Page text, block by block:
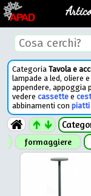
Categoria Tavola e
lampade a led, oliere
appendere, appoggia
vedere cassettee
abbinamenti con piatti
formaggiere